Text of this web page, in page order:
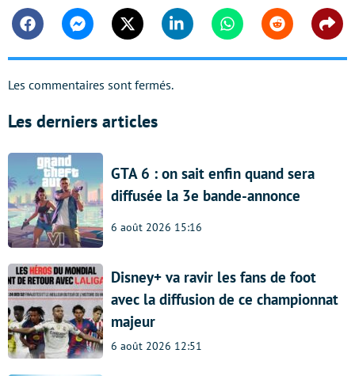
FacebookMessengerTwitter Linkedin WhatsappReddit
Les commentaires sont fermés.
Les derniers articles
GTA 6 : on sait enfin quand sera
diffusée la 3e bande-annonce
6 août 2026 15:16
Disney+ va ravir les fans de foot
avec la diffusion de ce championnat
majeur
6 août 2026 12:51